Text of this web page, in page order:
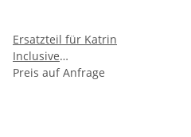
Ersatzteil für Katrin
Inclusive
Handtuchrollenspender
Preis auf Anfrage